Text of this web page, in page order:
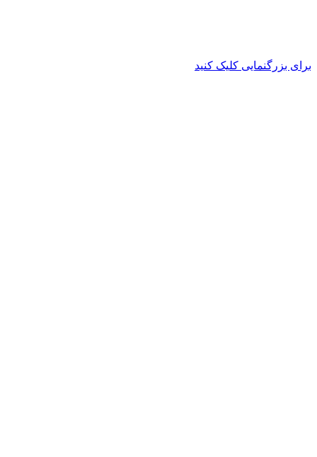
برای بزرگنمایی کلیک کنید